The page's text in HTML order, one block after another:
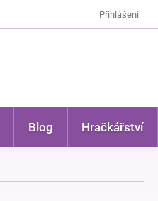
Přihlášení
Blog Hračkářství